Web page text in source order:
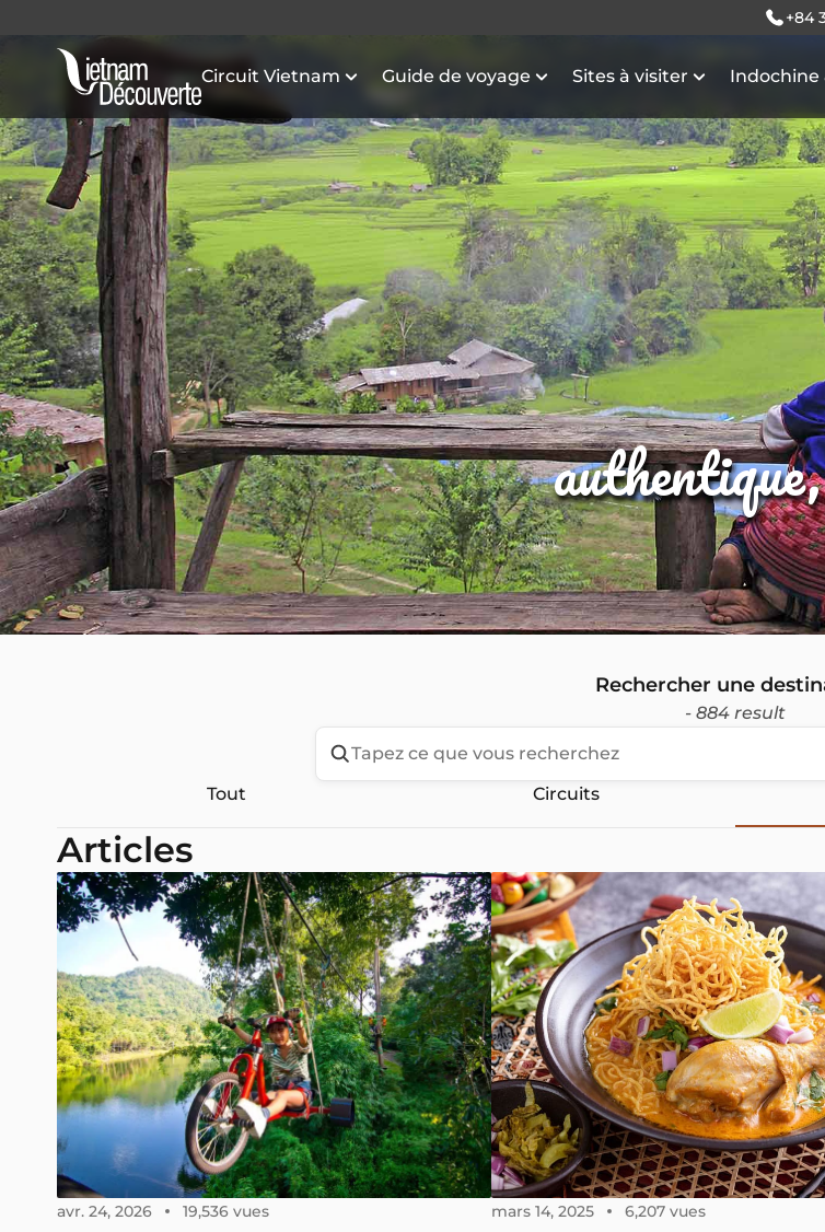
+84
Circuit Vietnam Guide de voyage Sites à visiter Indochine
Rechercher une
- 884 result
Tout Circuits
Articles
avr. 24, 2026 19,536 vues mars 14, 2025 6,207 vues